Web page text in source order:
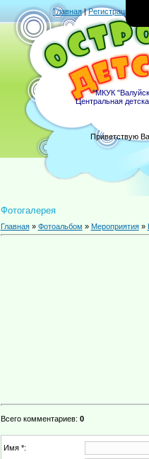
Главная|Регистрация
"МКУК
Центральная
Приветствую
Фотогалерея
Главная» Фотоальбом » Мероприятия»
Всего комментариев: 0
Имя *: